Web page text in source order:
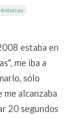
estaba en
me iba a
sólo
alcanzaba
20 segundos